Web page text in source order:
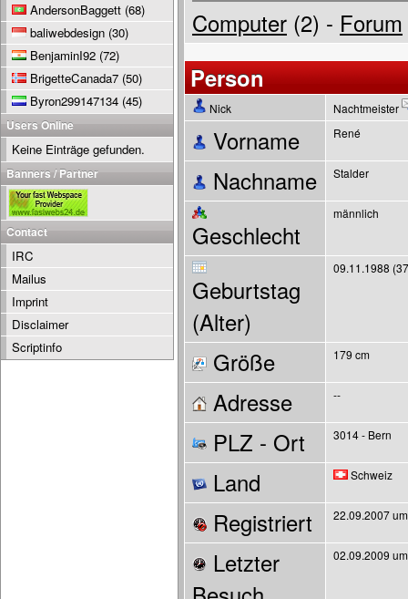
Computer (2) - Forum
Person
Nick Nachtmeister
Vorname René
Nachname Stalder
Geschlecht
männlich
Geburtstag
(Alter)
09.11.1988
Größe 179 cm
Adresse --
PLZ - Ort 3014 - Bern
Land Schweiz
Registriert 22.09.2007
Letzter
02.09.2009
AndersonBaggett (68)
baliwebdesign (30)
BenjaminI92 (72)
BrigetteCanada7 (50)
Byron299147134 (45)
Users Online
Keine Einträge gefunden.
Banners / Partner
Contact
IRC
Mailus
Imprint
Disclaimer
Scriptinfo